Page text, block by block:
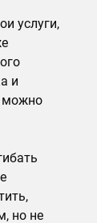
услуги,
и
можно
но не